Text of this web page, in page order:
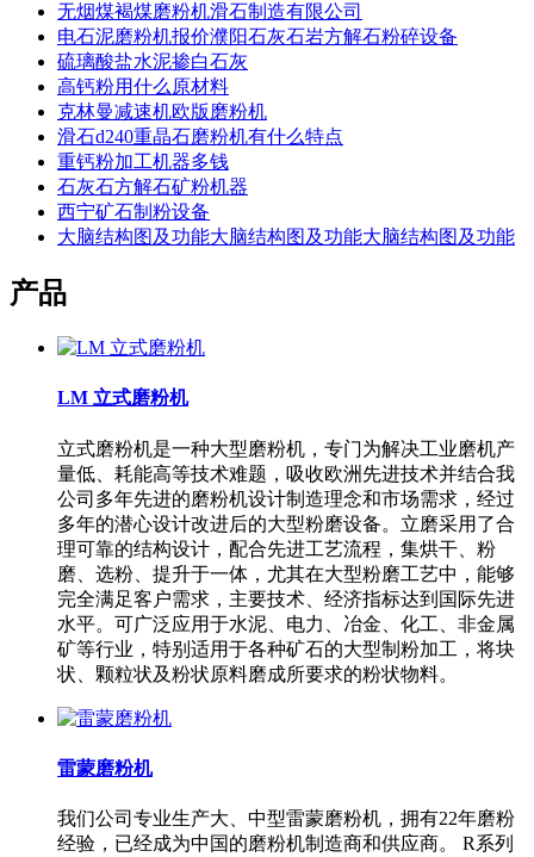
无烟煤褐煤磨粉机滑石制造有限公司
电石泥磨粉机报价濮阳石灰石岩方解石粉碎设备
硫璃酸盐水泥掺白石灰
高钙粉用什么原材料
克林曼减速机欧版磨粉机
滑石d240重晶石磨粉机有什么特点
重钙粉加工机器多钱
石灰石方解石矿粉机器
西宁矿石制粉设备
大脑结构图及功能大脑结构图及功能大脑结构图及功能
产品
LM 立式磨粉机
立式磨粉机是一种大型磨粉机，专门为解决工业磨机产
量低、耗能高等技术难题，吸收欧洲先进技术并结合我
公司多年先进的磨粉机设计制造理念和市场需求，经过
多年的潜心设计改进后的大型粉磨设备。立磨采用了合
理可靠的结构设计，配合先进工艺流程，集烘干、粉
磨、选粉、提升于一体，尤其在大型粉磨工艺中，能够
完全满足客户需求，主要技术、经济指标达到国际先进
水平。可广泛应用于水泥、电力、冶金、化工、非金属
矿等行业，特别适用于各种矿石的大型制粉加工，将块
状、颗粒状及粉状原料磨成所要求的粉状物料。
雷蒙磨粉机
我们公司专业生产大、中型雷蒙磨粉机，拥有22年磨粉
经验，已经成为中国的磨粉机制造商和供应商。 R系列